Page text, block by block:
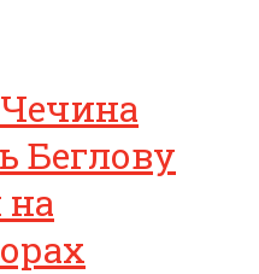
Беглову
на